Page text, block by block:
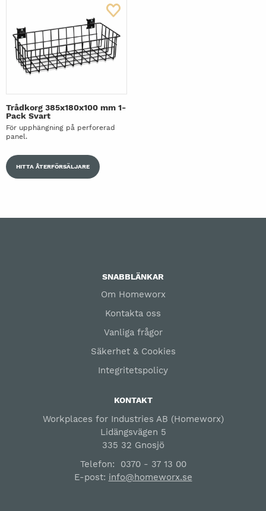
Trådkorg 385x180x100 mm 1-
Pack Svart
För upphängning på perforerad
panel.
HITTA ÅTERFÖRSÄLJARE
SNABBLÄNKAR
Om Homeworx
Kontakta oss
Vanliga frågor
Säkerhet & Cookies
Integritetspolicy
KONTAKT
Workplaces for Industries AB (Homeworx)
Lidängsvägen 5
335 32 Gnosjö
Telefon: 0370 - 37 13 00
E-post: info@homeworx.se